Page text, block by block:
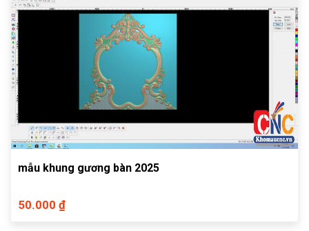
mẫu khung gương bàn 2025
50.000 ₫